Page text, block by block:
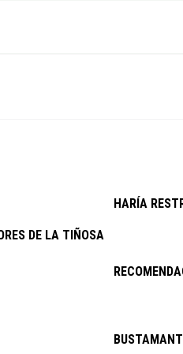
DE LA TIÑOSA DENUNCIAN
HARÍA